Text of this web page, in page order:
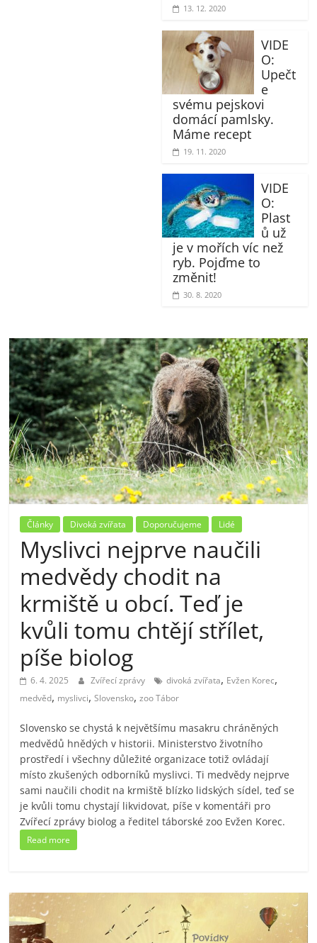
13. 12. 2020
VIDE
O:
Upečt
e
svému pejskovi
domácí pamlsky.
Máme recept
19. 11. 2020
VIDE
O:
Plast
ů už
je v mořích víc než
ryb. Pojďme to
změnit!
30. 8. 2020
Články Divoká zvířata Doporučujeme Lidé
Myslivci nejprve naučili
medvědy chodit na
krmiště u obcí. Teď je
kvůli tomu chtějí střílet,
píše biolog
6. 4. 2025 Zvířecí zprávy divoká zvířata, Evžen Korec,
medvěd, myslivci,Slovensko,zoo Tábor
Slovensko se chystá k největšímu masakru chráněných
medvědů hnědých v historii. Ministerstvo životního
prostředí i všechny důležité organizace totiž ovládají
místo zkušených odborníků myslivci. Ti medvědy nejprve
sami naučili chodit na krmiště blízko lidských sídel, teď se
je kvůli tomu chystají likvidovat, píše v komentáři pro
Zvířecí zprávy biolog a ředitel táborské zoo Evžen Korec.
Read more